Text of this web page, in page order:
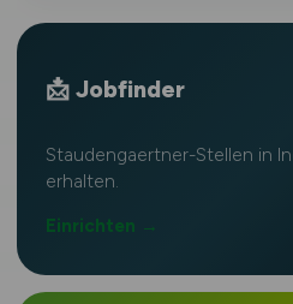
📩 Jobfinder
Staudengaertner-Stellen in
erhalten.
Einrichten →